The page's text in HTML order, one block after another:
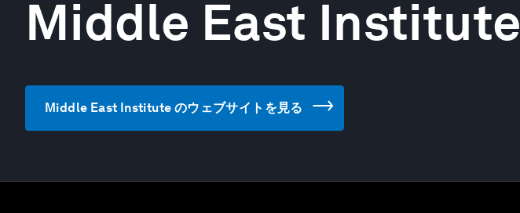
Middle East Institute
Middle East Institute のウェブサイトを見る